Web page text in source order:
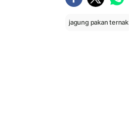
jagung pakan ternak